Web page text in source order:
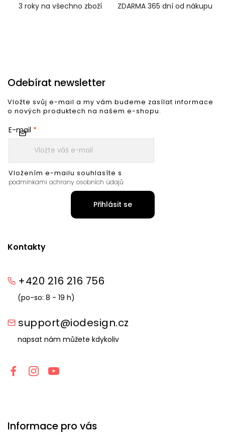
3 roky na všechno zboží ZDARMA 365 dní od nákupu
Kontakty
+420 216 216 756
(po-so: 8 - 19 h)
support@iodesign.cz
napsat nám můžete kdykoliv
Informace pro vás
Odebírat newsletter
Vložte svůj e-mail a my vám budeme zasílat informace
o nových produktech na našem e-shopu.
E-mail
Vložením e-mailu souhlasíte s
podmínkami ochrany osobních údajů
Přihlásit se